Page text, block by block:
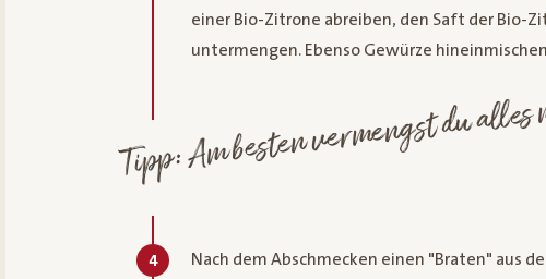
einer Bio-Zitrone abreiben, den Saft der Bio-
untermengen. Ebenso Gewürze
Tipp: Am besten vermengst du
4
Nach dem Abschmecken einen "Braten" aus